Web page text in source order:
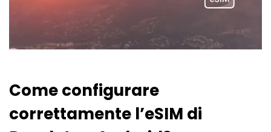
Come configurare
correttamente l’eSIM di